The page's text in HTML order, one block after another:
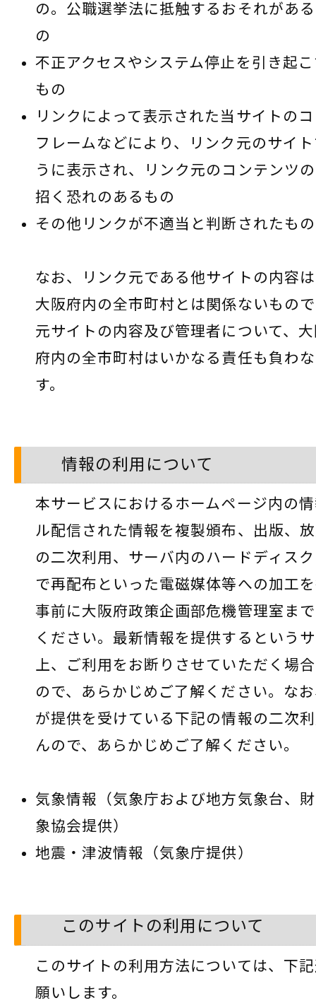
の。公職選挙法に抵触するおそれがあ
の
不正アクセスやシステム停止を引き起
もの
リンクによって表示された当サイトの
フレームなどにより、リンク元のサイ
うに表示され、リンク元のコンテンツ
招く恐れのあるもの
その他リンクが不適当と判断されたもの
なお、リンク元である他サイトの内容
大阪府内の全市町村とは関係ないもの
元サイトの内容及び管理者について、
府内の全市町村はいかなる責任も負わ
す。
情報の利用について
本サービスにおけるホームページ内の
ル配信された情報を複製頒布、出版、
の二次利用、サーバ内のハードディス
で再配布といった電磁媒体等への加工
事前に大阪府政策企画部危機管理室ま
ください。最新情報を提供するという
上、ご利用をお断りさせていただく場
ので、あらかじめご了解ください。な
が提供を受けている下記の情報の二次
んので、あらかじめご了解ください。
気象情報（気象庁および地方気象台、
象協会提供）
地震・津波情報（気象庁提供）
このサイトの利用について
このサイトの利用方法については、下
願いします。